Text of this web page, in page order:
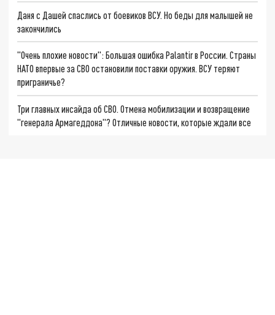
Даня с Дашей спаслись от боевиков ВСУ. Но беды для малышей не
закончились
"Очень плохие новости": Большая ошибка Palantir в России. Страны
НАТО впервые за СВО остановили поставки оружия. ВСУ теряют
приграничье?
Три главных инсайда об СВО. Отмена мобилизации и возвращение
"генерала Армагеддона"? Отличные новости, которые ждали все